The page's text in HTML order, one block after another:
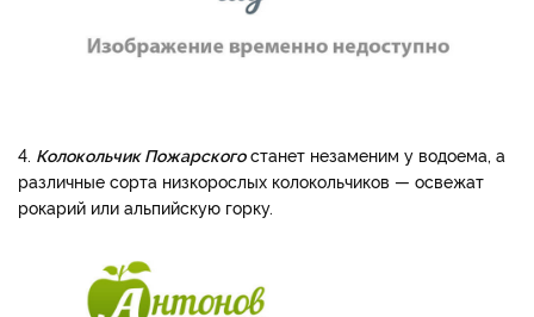
4. Колокольчик Пожарскогостанет незаменим у водоема, а
различные сорта низкорослых колокольчиков — освежат
рокарий или альпийскую горку.